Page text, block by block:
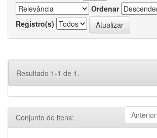
Ordenar
Registro(s)
Resultado 1-1 de 1.
Anterior
Conjunto de itens: